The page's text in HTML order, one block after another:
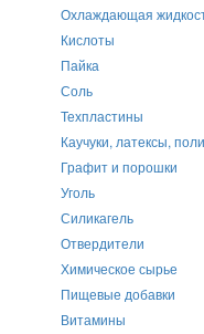
Охлаждающая
Кислоты
Пайка
Соль
Техпластины
Каучуки, латексы,
Графит и порошки
Уголь
Силикагель
Отвердители
Химическое сырье
Пищевые добавки
Витамины